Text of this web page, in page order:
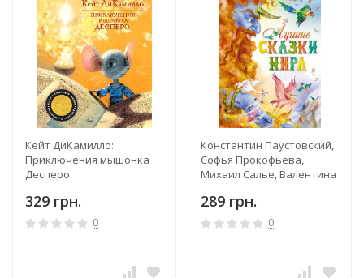
Кейт ДиКамилло:
Приключения мышонка
Десперо
329 грн.
0
Константин Паустовский,
Софья Прокофьева,
Михаил Салье, Валентина
Вэр: Лучшие сказки мира
289 грн.
0